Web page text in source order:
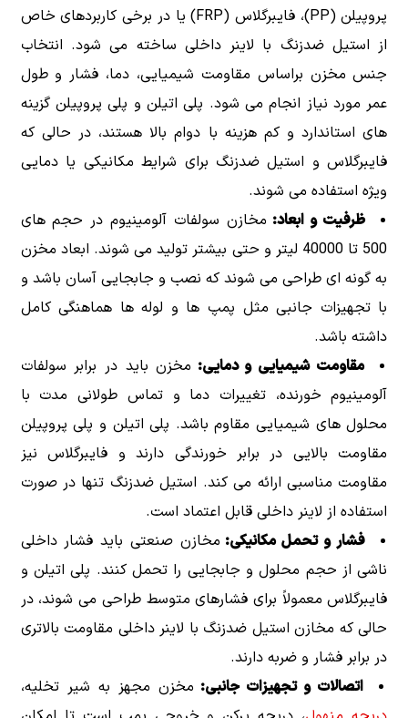
پروپیلن (PP)، فایبرگلاس (FRP) یا در برخی کاربردهای خاص
از استیل ضدزنگ با لاینر داخلی ساخته می شود. انتخاب
جنس مخزن براساس مقاومت شیمیایی، دما، فشار و طول
عمر مورد نیاز انجام می شود. پلی اتیلن و پلی پروپیلن گزینه
های استاندارد و کم هزینه با دوام بالا هستند، در حالی که
فایبرگلاس و استیل ضدزنگ برای شرایط مکانیکی یا دمایی
ویژه استفاده می شوند.
ظرفیت و ابعاد: مخازن سولفات آلومینیوم در حجم های
500 تا 40000 لیتر و حتی بیشتر تولید می شوند. ابعاد مخزن
به گونه ای طراحی می شوند که نصب و جابجایی آسان باشد و
با تجهیزات جانبی مثل پمپ ها و لوله ها هماهنگی کامل
داشته باشد.
مقاومت شیمیایی و دمایی: مخزن باید در برابر سولفات
آلومینیوم خورنده، تغییرات دما و تماس طولانی مدت با
محلول های شیمیایی مقاوم باشد. پلی اتیلن و پلی پروپیلن
مقاومت بالایی در برابر خورندگی دارند و فایبرگلاس نیز
مقاومت مناسبی ارائه می کند. استیل ضدزنگ تنها در صورت
استفاده از لاینر داخلی قابل اعتماد است.
فشار و تحمل مکانیکی: مخازن صنعتی باید فشار داخلی
ناشی از حجم محلول و جابجایی را تحمل کنند. پلی اتیلن و
فایبرگلاس معمولاً برای فشارهای متوسط طراحی می شوند، در
حالی که مخازن استیل ضدزنگ با لاینر داخلی مقاومت بالاتری
در برابر فشار و ضربه دارند.
اتصالات و تجهیزات جانبی: مخزن مجهز به شیر تخلیه،